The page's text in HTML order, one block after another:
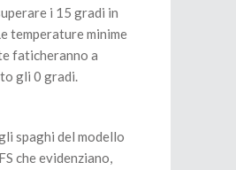
i 15 gradi in
temperature minime
faticheranno a
gli 0 gradi.
spaghi del modello
che evidenziano,